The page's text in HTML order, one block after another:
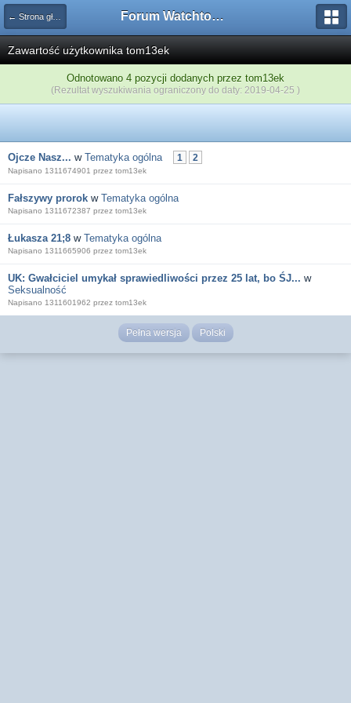
← Strona główna Forum Watchtower
Zawartość użytkownika tom13ek
Odnotowano 4 pozycji dodanych przez tom13ek
(Rezultat wyszukiwania ograniczony do daty: 2019-04-25 )
Ojcze Nasz... w Tematyka ogólna 1 2
Napisano 1311674901 przez tom13ek
Fałszywy prorok w Tematyka ogólna
Napisano 1311672387 przez tom13ek
Łukasza 21;8 w Tematyka ogólna
Napisano 1311665906 przez tom13ek
UK: Gwałciciel umykał sprawiedliwości przez 25 lat, bo ŚJ... w
Seksualność
Napisano 1311601962 przez tom13ek
Pełna wersja Polski